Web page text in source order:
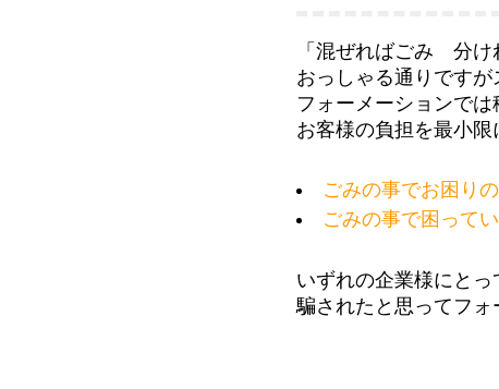
「混ぜればごみ 分け
おっしゃる通りですが
フォーメーションでは
お客様の負担を最小限
ごみの事でお困り
ごみの事で困って
いずれの企業様にとっ
騙されたと思ってフォ